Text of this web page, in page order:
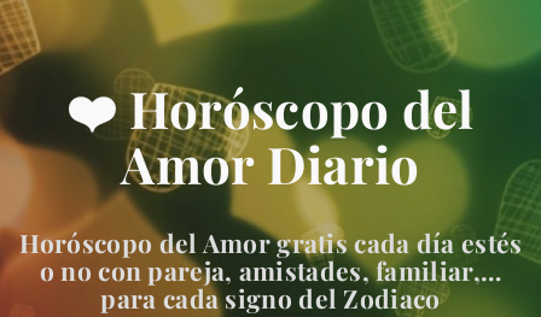
❤️ Horóscopo del
Amor Diario
Horóscopo del Amor gratis cada día estés
o no con pareja, amistades, familiar,…
para cada signo del Zodiaco